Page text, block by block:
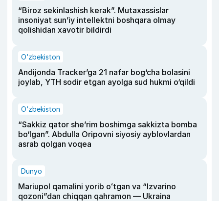
“Biroz sekinlashish kerak”. Mutaxassislar
insoniyat sun’iy intellektni boshqara olmay
qolishidan xavotir bildirdi
O‘zbekiston
Andijonda Tracker’ga 21 nafar bog‘cha bolasini
joylab, YTH sodir etgan ayolga sud hukmi o‘qildi
O‘zbekiston
“Sakkiz qator she’rim boshimga sakkizta bomba
bo‘lgan”. Abdulla Oripovni siyosiy ayblovlardan
asrab qolgan voqea
Dunyo
Mariupol qamalini yorib oʻtgan va “Izvarino
qozoni”dan chiqqan qahramon — Ukraina